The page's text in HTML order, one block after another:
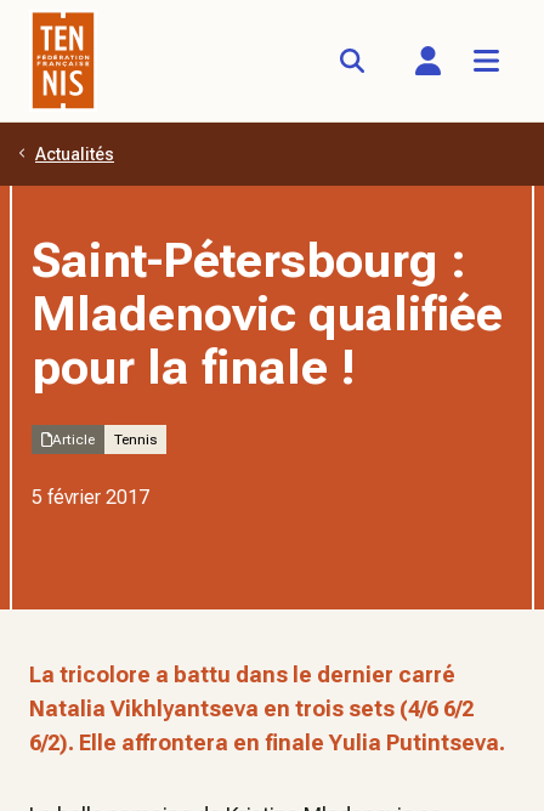
Aller au contenu principal
Actualités
Saint-Pétersbourg :
Mladenovic qualifiée
pour la finale !
Article Tennis
5 février 2017
La tricolore a battu dans le dernier carré
Natalia Vikhlyantseva en trois sets (4/6 6/2
6/2). Elle affrontera en finale Yulia Putintseva.